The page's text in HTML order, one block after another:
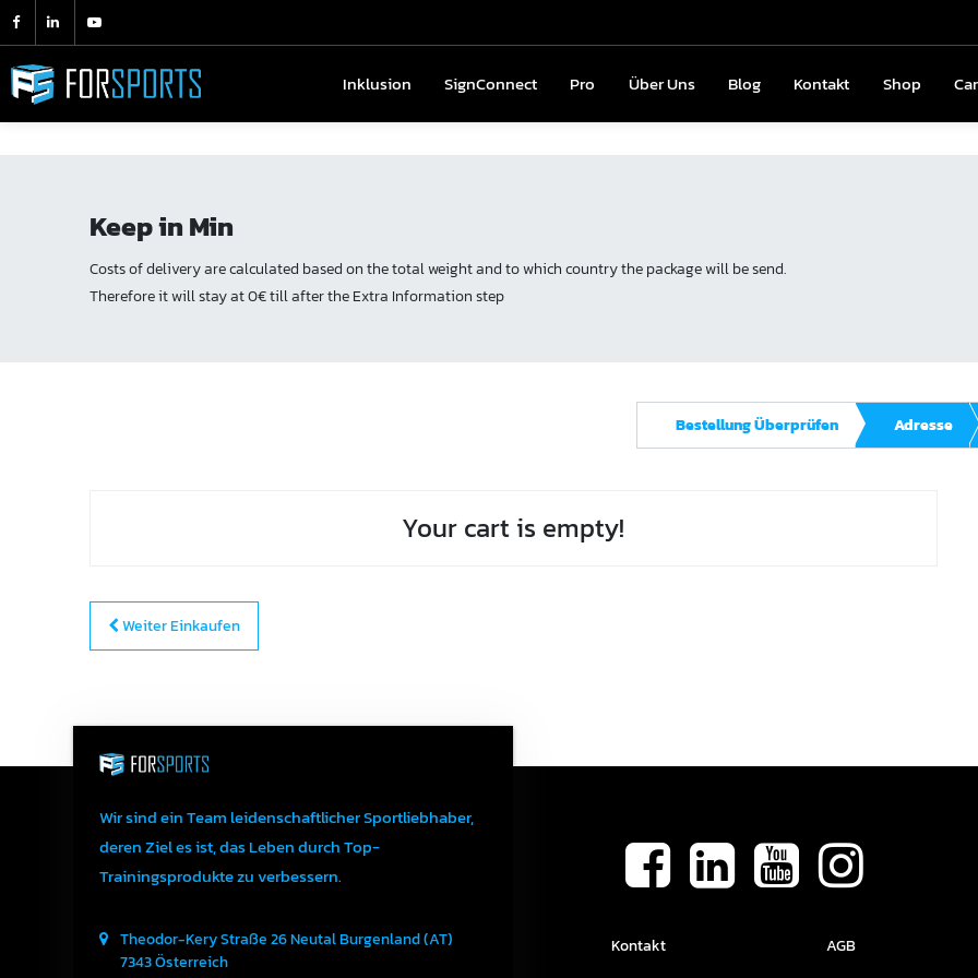
Inklusion SignConnect Pro Über Uns Blog Kontakt Shop
Inklusion SignConnect Pro Über Uns Blog Kontakt Shop
Keep in Min
Costs of delivery are calculated based on the total weight and to which country the package will be send.
Therefore it will stay at 0€ till after the Extra Information step
Bestellung Überprüfen Adresse
Your cart is empty!
Weiter Einkaufen
Wir sind ein Team leidenschaftlicher Sportliebhaber,
deren Ziel es ist, das Leben durch Top-
Trainingsprodukte zu verbessern.
Theodor-Kery Straße 26NeutalBurgenland (AT)
7343Österreich
Kontakt AGB